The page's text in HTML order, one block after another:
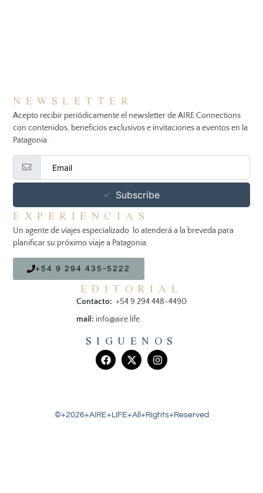
NEWSLETTER
Acepto recibir periódicamente el newsletter de AIRE Connections
con contenidos, beneficios exclusivos e invitaciones a eventos en la
Patagonia.
Subscribe
EXPERIENCIAS
Un agente de viajes especializado lo atenderá a la breveda para
planificar su próximo viaje a Patagonia.
+54 9 294 435-5222
EDITORIAL
Contacto: +54 9 294 448-4490
mail: info@aire.life
SIGUENOS
©+2026+AIRE+LIFE+All+Rights+Reserved